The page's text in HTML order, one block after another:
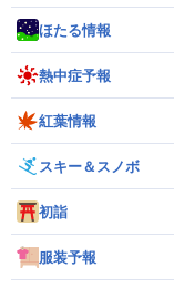
ほたる情報
熱中症予報
紅葉情報
スキー＆スノボ
初詣
服装予報